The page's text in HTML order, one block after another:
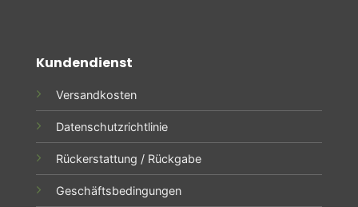
Kundendienst
Versandkosten
Datenschutzrichtlinie
Rückerstattung / Rückgabe
Geschäftsbedingungen